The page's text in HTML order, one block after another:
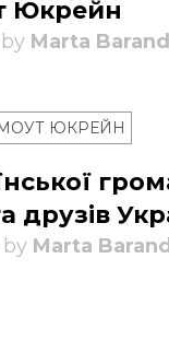
Юкрейн
by Marta
ЮКРЕЙН
друзів
by Marta